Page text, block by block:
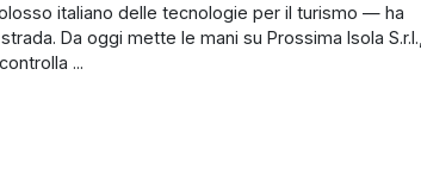
italiano delle tecnologie per il turismo — ha
Da oggi mette le mani su Prossima Isola S.r.l.,
...